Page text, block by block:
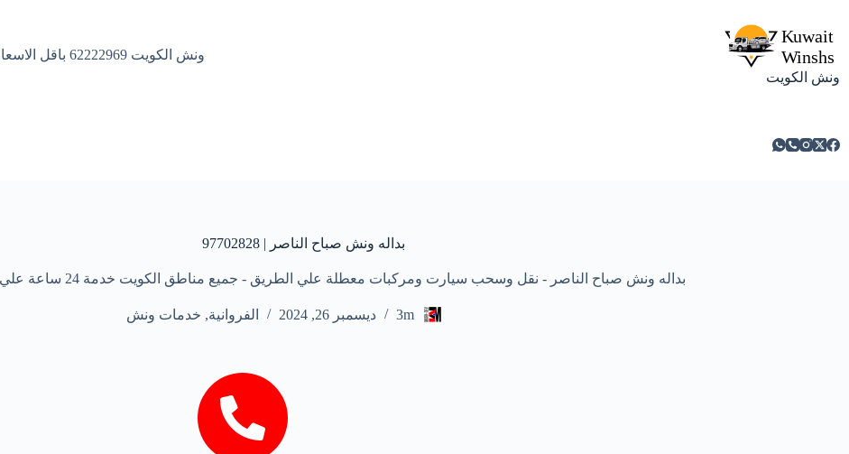
ونش الكويت
ونش الكويت 62222969 باقل الاسعار
بداله ونش صباح الناصر | 97702828
بداله ونش صباح الناصر - نقل وسحب سيارت ومركبات معطلة علي الطريق - جميع مناطق الكويت خدمة 24 ساعة علي مدار الأسبوع
3m ديسمبر 26, 2024 الفروانية, خدمات ونش